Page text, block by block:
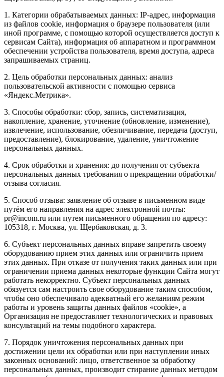
1. Категории обрабатываемых данных: IP-адрес, информация
из файлов cookie, информация о браузере пользователя (или
иной программе, с помощью которой осуществляется доступ к
сервисам Сайта), информация об аппаратном и программном
обеспечении устройства пользователя, время доступа, адреса
запрашиваемых страниц.
2. Цель обработки персональных данных: анализ
пользовательской активности с помощью сервиса
«Яндекс.Метрика».
3. Способы обработки: сбор, запись, систематизация,
накопление, хранение, уточнение (обновление, изменение),
извлечение, использование, обезличивание, передача (доступ,
предоставление), блокирование, удаление, уничтожение
персональных данных.
4. Срок обработки и хранения: до получения от субъекта
персональных данных требования о прекращении обработки/
отзыва согласия.
5. Способ отзыва: заявление об отзыве в письменном виде
путём его направления на адрес электронной почты:
pr@incom.ru или путем письменного обращения по адресу:
105318, г. Москва, ул. Щербаковская, д. 3.
6. Субъект персональных данных вправе запретить своему
оборудованию прием этих данных или ограничить прием
этих данных. При отказе от получения таких данных или при
ограничении приема данных некоторые функции Сайта могут
работать некорректно. Субъект персональных данных
обязуется сам настроить свое оборудование таким способом,
чтобы оно обеспечивало адекватный его желаниям режим
работы и уровень защиты данных файлов «cookie», а
Организация не предоставляет технологических и правовых
консультаций на темы подобного характера.
7. Порядок уничтожения персональных данных при
достижении цели их обработки или при наступлении иных
законных оснований: лицо, ответственное за обработку
персональных данных, производит стирание данных методом